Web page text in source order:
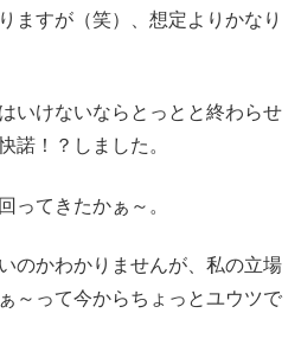
ますが（笑）、想定よりかなり
いけないならとっとと終わらせ
諾！？しました。
ってきたかぁ～。
のかわかりませんが、私の立場
～って今からちょっとユウツで